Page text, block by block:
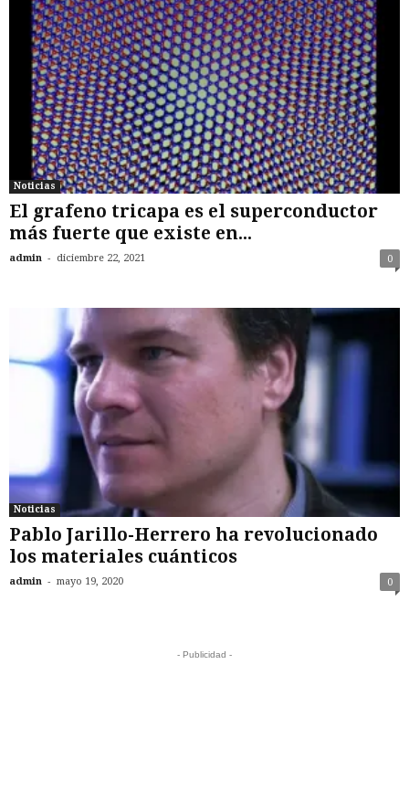
Noticias
El grafeno tricapa es el superconductor
más fuerte que existe en...
admin - diciembre 22, 2021 0
Noticias
Pablo Jarillo-Herrero ha revolucionado
los materiales cuánticos
admin - mayo 19, 2020 0
- Publicidad -